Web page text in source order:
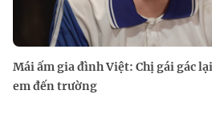
Mái ấm gia đình Việt: Chị gái gác
em đến trường